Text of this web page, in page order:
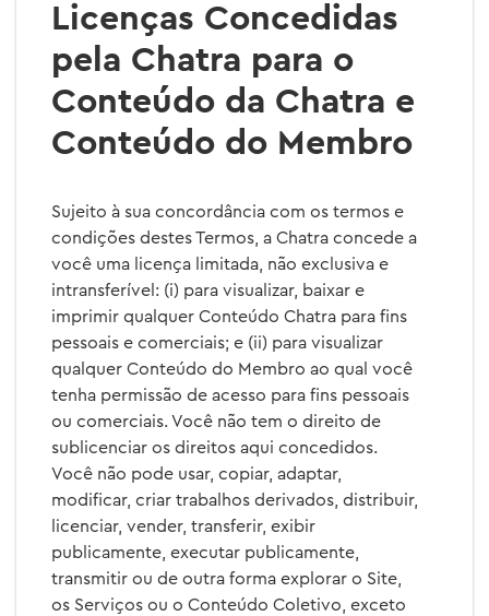
Licenças Concedidas
pela Chatra para o
Conteúdo da Chatra e
Conteúdo do Membro
Sujeito à sua concordância com os termos e
condições destes Termos, a Chatra concede a
você uma licença limitada, não exclusiva e
intransferível: (i) para visualizar, baixar e
imprimir qualquer Conteúdo Chatra para fins
pessoais e comerciais; e (ii) para visualizar
qualquer Conteúdo do Membro ao qual você
tenha permissão de acesso para fins pessoais
ou comerciais. Você não tem o direito de
sublicenciar os direitos aqui concedidos.
Você não pode usar, copiar, adaptar,
modificar, criar trabalhos derivados, distribuir,
licenciar, vender, transferir, exibir
publicamente, executar publicamente,
transmitir ou de outra forma explorar o Site,
os Serviços ou o Conteúdo Coletivo, exceto